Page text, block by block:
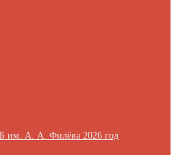
им. А. А. Филёва 2026 год